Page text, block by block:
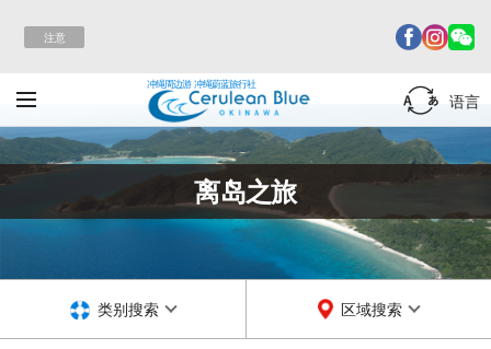
注意
冲绳周边游 冲绳蔚蓝旅行社
语言
类别搜索 区域搜索
离岛之旅